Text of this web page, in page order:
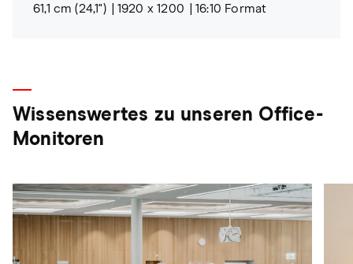
61,1 cm (24,1") 1920 x 1200 16:10 Format
Wissenswertes zu unseren Office-
Monitoren